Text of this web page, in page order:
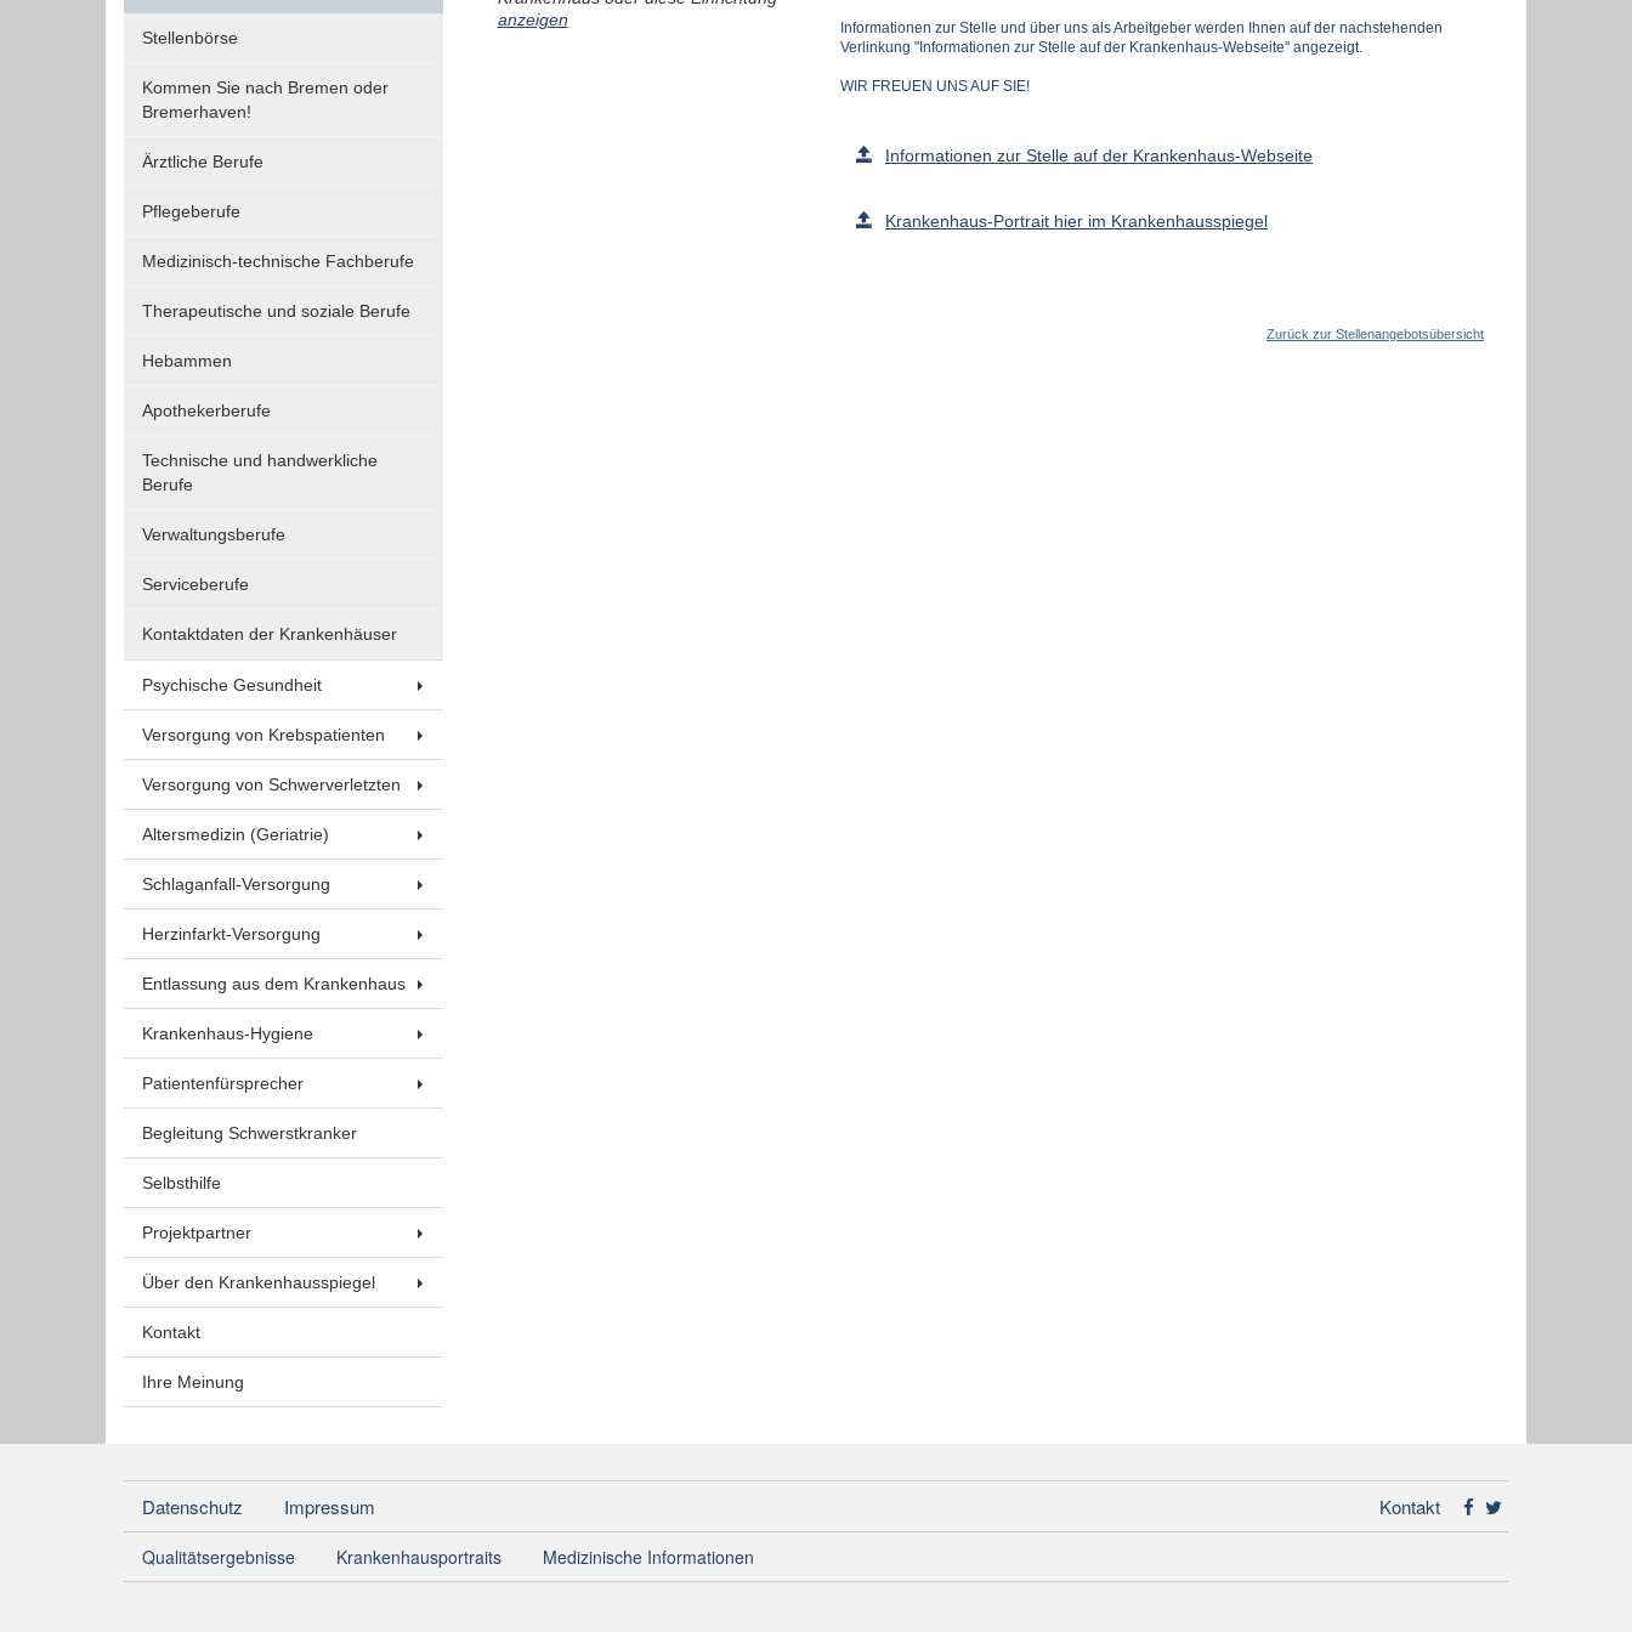
Stellenbörse
Kommen Sie nach Bremen oder
Bremerhaven!
Ärztliche Berufe
Pflegeberufe
Medizinisch-technische Fachberufe
Therapeutische und soziale Berufe
Hebammen
Apothekerberufe
Technische und handwerkliche
Berufe
Verwaltungsberufe
Serviceberufe
Kontaktdaten der Krankenhäuser
Psychische Gesundheit
Versorgung von Krebspatienten
Versorgung von Schwerverletzten
Altersmedizin (Geriatrie)
Schlaganfall-Versorgung
Herzinfarkt-Versorgung
Entlassung aus dem Krankenhaus
Krankenhaus-Hygiene
Patientenfürsprecher
Begleitung Schwerstkranker
Selbsthilfe
Projektpartner
Über den Krankenhausspiegel
Kontakt
Ihre Meinung
anzeigen
Informationen zur Stelle und über uns als Arbeitgeber werden Ihnen auf der nachstehenden
Verlinkung "Informationen zur Stelle auf der Krankenhaus-Webseite" angezeigt.
WIR FREUEN UNS AUF SIE!
Informationen zur Stelle auf der Krankenhaus-Webseite
Krankenhaus-Portrait hier im Krankenhausspiegel
Zurück zur Stellenangebotsübersicht
Datenschutz Impressum Kontakt
Qualitätsergebnisse Krankenhausportraits Medizinische Informationen
Funktionen und sind für die einwandfreie Funktion
Einverständnis-Cookie
Dieser Cookie speichert die
Optionen des Benutzers
Plattformen anzeigen zu können, werden von
YouTube
Vimeo